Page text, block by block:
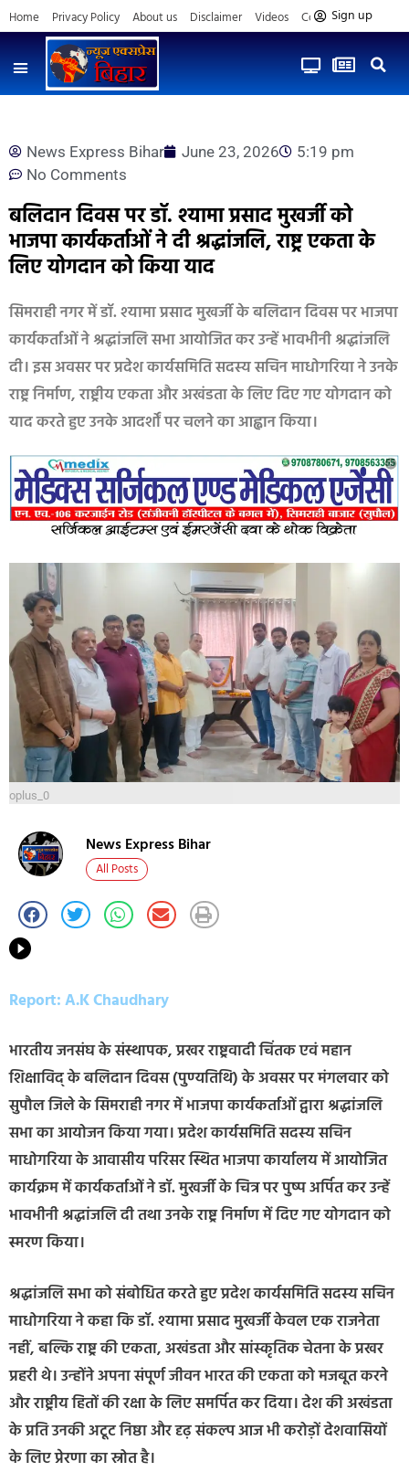
Home Privacy Policy About us Disclaimer Videos Contact us
Sign up
News Express Bihar June 23, 2026
5:19 pm
No Comments
बलिदान दिवस पर डॉ. श्यामा प्रसाद मुखर्जी को
भाजपा कार्यकर्ताओं ने दी श्रद्धांजलि, राष्ट्र एकता के
लिए योगदान को किया याद
सिमराही नगर में डॉ. श्यामा प्रसाद मुखर्जी के बलिदान दिवस पर भाजपा
कार्यकर्ताओं ने श्रद्धांजलि सभा आयोजित कर उन्हें भावभीनी श्रद्धांजलि
दी। इस अवसर पर प्रदेश कार्यसमिति सदस्य सचिन माधोगरिया ने उनके
राष्ट्र निर्माण, राष्ट्रीय एकता और अखंडता के लिए दिए गए योगदान को
याद करते हुए उनके आदर्शों पर चलने का आह्वान किया।
oplus_0
News Express Bihar
All Posts
Report: A.K Chaudhary
भारतीय जनसंघ के संस्थापक, प्रखर राष्ट्रवादी चिंतक एवं महान
शिक्षाविद् के बलिदान दिवस (पुण्यतिथि) के अवसर पर मंगलवार को
सुपौल जिले के सिमराही नगर में भाजपा कार्यकर्ताओं द्वारा श्रद्धांजलि
सभा का आयोजन किया गया। प्रदेश कार्यसमिति सदस्य सचिन
माधोगरिया के आवासीय परिसर स्थित भाजपा कार्यालय में आयोजित
कार्यक्रम में कार्यकर्ताओं ने डॉ. मुखर्जी के चित्र पर पुष्प अर्पित कर उन्हें
भावभीनी श्रद्धांजलि दी तथा उनके राष्ट्र निर्माण में दिए गए योगदान को
स्मरण किया।
श्रद्धांजलि सभा को संबोधित करते हुए प्रदेश कार्यसमिति सदस्य सचिन
माधोगरिया ने कहा कि डॉ. श्यामा प्रसाद मुखर्जी केवल एक राजनेता
नहीं, बल्कि राष्ट्र की एकता, अखंडता और सांस्कृतिक चेतना के प्रखर
प्रहरी थे। उन्होंने अपना संपूर्ण जीवन भारत की एकता को मजबूत करने
और राष्ट्रीय हितों की रक्षा के लिए समर्पित कर दिया। देश की अखंडता
के प्रति उनकी अटूट निष्ठा और दृढ़ संकल्प आज भी करोड़ों देशवासियों
के लिए प्रेरणा का स्रोत है।